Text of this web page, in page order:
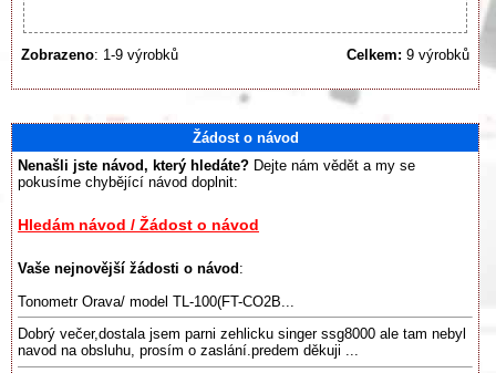
Zobrazeno: 1-9 výrobků Celkem: 9 výrobků
Žádost o návod
Nenašli jste návod, který hledáte? Dejte nám vědět a my se
pokusíme chybějící návod doplnit:
Hledám návod / Žádost o návod
Vaše nejnovější žádosti o návod :
Tonometr Orava/ model TL-100(FT-CO2B...
Dobrý večer,dostala jsem parni zehlicku singer ssg8000 ale tam nebyl
navod na obsluhu, prosím o zaslání.predem děkuji ...